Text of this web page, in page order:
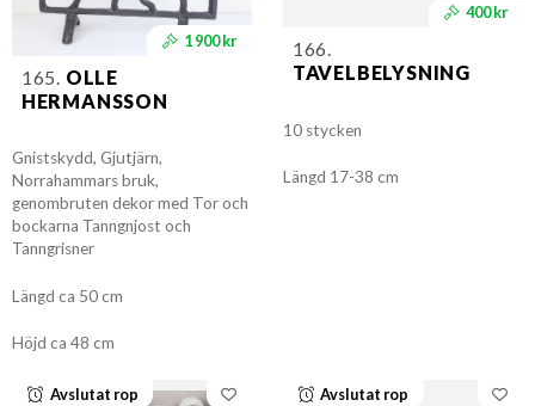
1 900 kr
165. OLLE
HERMANSSON
Gnistskydd, Gjutjärn,
Norrahammars bruk,
genombruten dekor med Tor och
bockarna Tanngnjost och
Tanngrisner
Längd ca 50 cm
Höjd ca 48 cm
400 kr
166.
TAVELBELYSNING
10 stycken
Längd 17-38 cm
Avslutat rop Avslutat rop